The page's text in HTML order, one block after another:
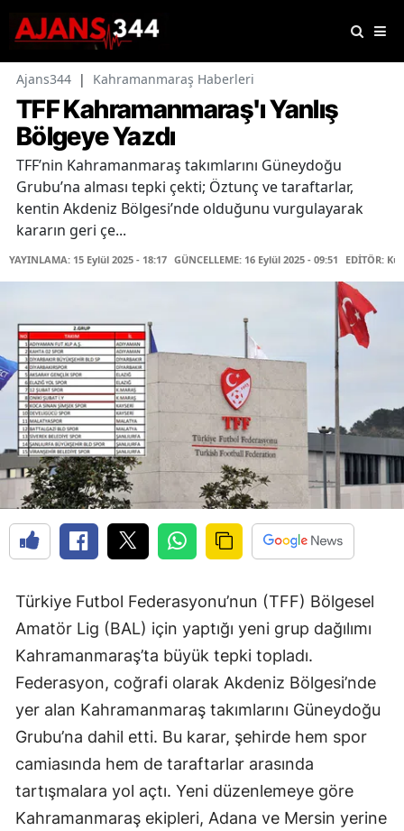
Ajans344 | Kahramanmaraş Haberleri
TFF Kahramanmaraş'ı Yanlış
Bölgeye Yazdı
TFF’nin Kahramanmaraş takımlarını Güneydoğu
Grubu’na alması tepki çekti; Öztunç ve taraftarlar,
kentin Akdeniz Bölgesi’nde olduğunu vurgulayarak
kararın geri çe...
YAYINLAMA: 15 Eylül 2025 - 18:17 GÜNCELLEME: 16 Eylül 2025 - 09:51 EDİTÖR:
Türkiye Futbol Federasyonu’nun (TFF) Bölgesel
Amatör Lig (BAL) için yaptığı yeni grup dağılımı
Kahramanmaraş’ta büyük tepki topladı.
Federasyon, coğrafi olarak Akdeniz Bölgesi’nde
yer alan Kahramanmaraş takımlarını Güneydoğu
Grubu’na dahil etti. Bu karar, şehirde hem spor
camiasında hem de taraftarlar arasında
tartışmalara yol açtı. Yeni düzenlemeye göre
Kahramanmaraş ekipleri, Adana ve Mersin yerine